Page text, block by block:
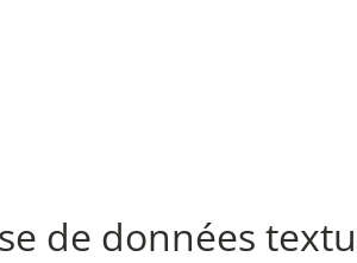
de données